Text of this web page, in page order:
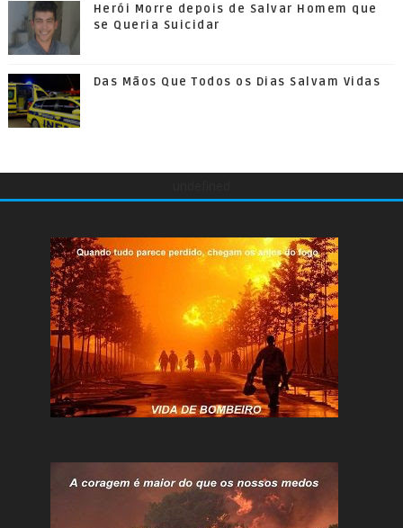
Herói Morre depois de Salvar Homem que
se Queria Suicidar
Das Mãos Que Todos os Dias Salvam Vidas